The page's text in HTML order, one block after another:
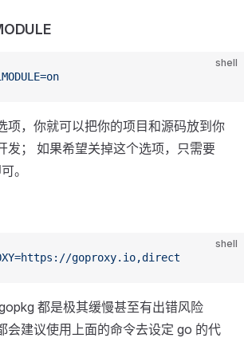
shell
项，你就可以把你的项目和源码放到你
发； 如果希望关掉这个选项，只需要
。
shell
goproxy.io,direct
都是极其缓慢甚至有出错风险
会建议使用上面的命令去设定 go 的代